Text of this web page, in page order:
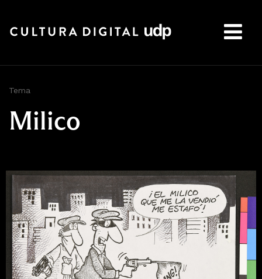
Tema
Milico